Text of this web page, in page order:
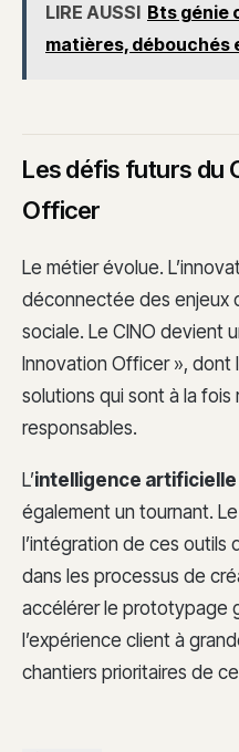
LIRE AUSSI Bts génie
matières, débouchés
Les défis futurs du
Officer
Le métier évolue.
déconnectée des enjeux
sociale. Le CINO devient
Innovation Officer », dont
solutions qui sont à la
responsables.
L’intelligence
également un tournant.
l’intégration de ces
dans les processus de
accélérer le prototypage
l’expérience client à
chantiers prioritaires de